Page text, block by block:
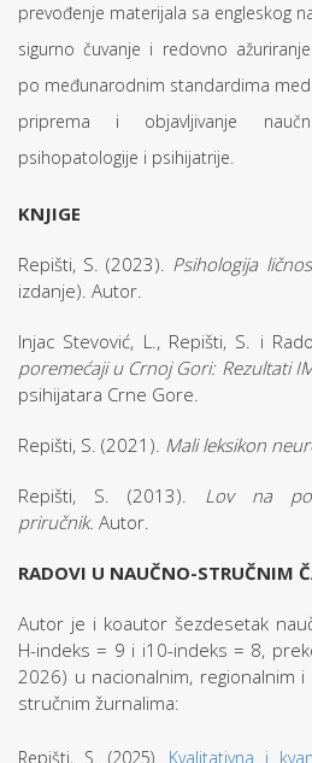
prevođenje materijala sa engleskog
sigurno čuvanje i redovno
po međunarodnim standardima
priprema i objavljivanje
psihopatologije i psihijatrije.
KNJIGE
Repišti, S. (2023). Psihologija
izdanje). Autor.
Injac Stevović, L., Repišti, S. i
poremećaji u Crnoj Gori: Rezultati
psihijatara Crne Gore.
Repišti, S. (2021). Mali leksikon
Repišti, S. (2013). Lov na
priručnik. Autor.
RADOVI U NAUČNO-STRUČNIM
Autor je i koautor šezdesetak
H-indeks = 9 i i10-indeks = 8,
2026) u nacionalnim, regionalnim
stručnim žurnalima:
Repišti, S. (2025). Kvalitativna i